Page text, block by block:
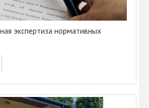
экспертиза нормативных